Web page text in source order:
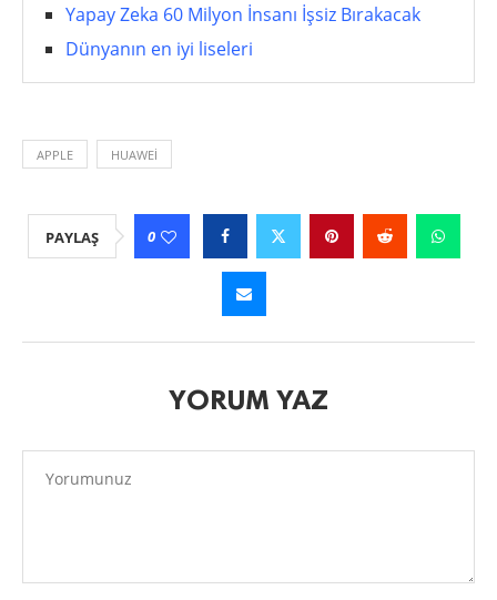
Yapay Zeka 60 Milyon İnsanı İşsiz Bırakacak
Dünyanın en iyi liseleri
APPLE HUAWEI
PAYLAŞ 0
YORUM YAZ